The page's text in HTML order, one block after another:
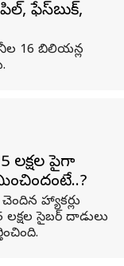
ఫేస్‌బుక్,
16 బిలియన్ల
లక్షల పైగా
హ్యాకర్లు
సైబర్ దాడులు